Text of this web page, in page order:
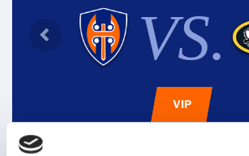
VS.
VIP